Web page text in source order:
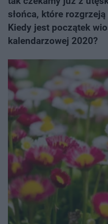
słońca, które
Kiedy jest początek
kalendarzowej 2020?